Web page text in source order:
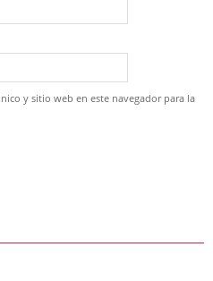
y sitio web en este navegador para la